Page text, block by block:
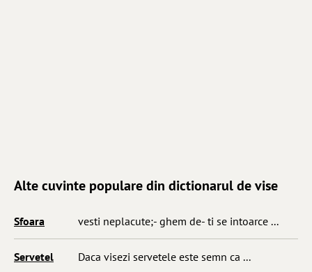
Alte cuvinte populare din dictionarul de vise
Sfoara vesti neplacute;- ghem de- ti se intoarce ...
Servetel Daca visezi servetele este semn ca ...